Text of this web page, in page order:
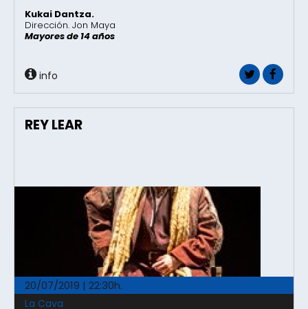
Kukai Dantza.
Dirección. Jon Maya
Mayores de 14 años
info
REY LEAR
20/07/2019 | 22:30h.
La Cava